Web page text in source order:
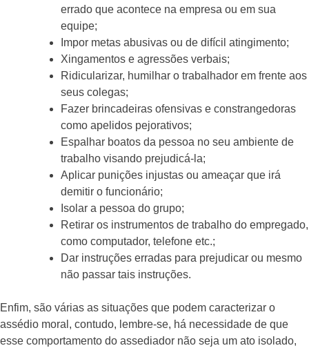
errado que acontece na empresa ou em sua
equipe;
Impor metas abusivas ou de difícil atingimento;
Xingamentos e agressões verbais;
Ridicularizar, humilhar o trabalhador em frente aos
seus colegas;
Fazer brincadeiras ofensivas e constrangedoras
como apelidos pejorativos;
Espalhar boatos da pessoa no seu ambiente de
trabalho visando prejudicá-la;
Aplicar punições injustas ou ameaçar que irá
demitir o funcionário;
Isolar a pessoa do grupo;
Retirar os instrumentos de trabalho do empregado,
como computador, telefone etc.;
Dar instruções erradas para prejudicar ou mesmo
não passar tais instruções.
Enfim, são várias as situações que podem caracterizar o
assédio moral, contudo, lembre-se, há necessidade de que
esse comportamento do assediador não seja um ato isolado,